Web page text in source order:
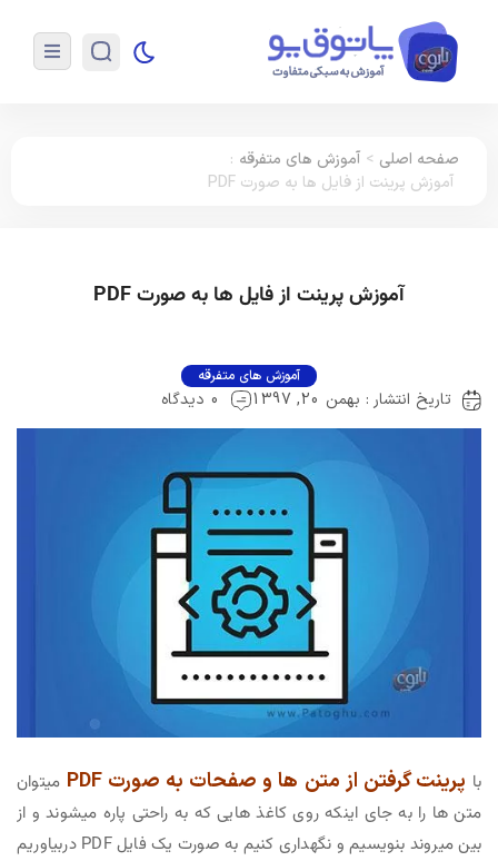
صفحه اصلی > آموزش های متفرقه :
آموزش پرینت از فایل ها به صورت PDF
آموزش پرینت از فایل ها به صورت PDF
آموزش های متفرقه
تاریخ انتشار : بهمن 20, 1397 0 دیدگاه
با پرینت گرفتن از متن ها و صفحات به صورت PDF
میتوان
متن ها را به جای اینکه روی کاغذ هایی که به راحتی پاره میشوند و از
بین میروند بنویسیم و نگهداری کنیم به صورت یک فایل PDF دربیاوریم